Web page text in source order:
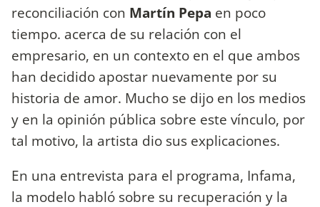
reconciliación con Martín Pepa en poco
tiempo. acerca de su relación con el
empresario, en un contexto en el que ambos
han decidido apostar nuevamente por su
historia de amor. Mucho se dijo en los medios
y en la opinión pública sobre este vínculo, por
tal motivo, la artista dio sus explicaciones.
En una entrevista para el programa, Infama,
la modelo habló sobre su recuperación y la